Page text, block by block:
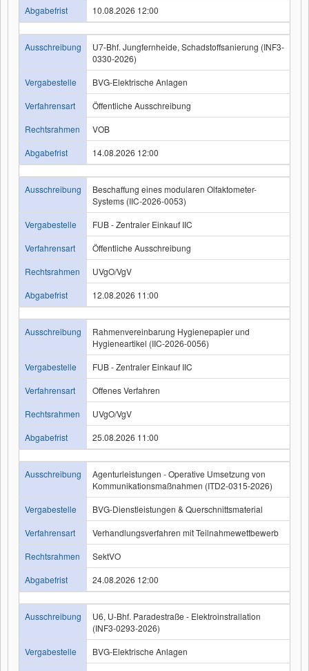
Abgabefrist
10.08.2026 12:00
Ausschreibung
U7-Bhf. Jungfernheide, Schadstoffsanierung (INF3-
0330-2026)
Vergabestelle
BVG-Elektrische Anlagen
Verfahrensart
Öffentliche Ausschreibung
Rechtsrahmen
VOB
Abgabefrist
14.08.2026 12:00
Ausschreibung
Beschaffung eines modularen Olfaktometer-
Systems (IIC-2026-0053)
Vergabestelle
FUB - Zentraler Einkauf IIC
Verfahrensart
Öffentliche Ausschreibung
Rechtsrahmen
UVgO/VgV
Abgabefrist
12.08.2026 11:00
Ausschreibung
Rahmenvereinbarung Hygienepapier und
Hygieneartikel (IIC-2026-0056)
Vergabestelle
FUB - Zentraler Einkauf IIC
Verfahrensart
Offenes Verfahren
Rechtsrahmen
UVgO/VgV
Abgabefrist
25.08.2026 11:00
Ausschreibung
Agenturleistungen - Operative Umsetzung von
Kommunikationsmaßnahmen (ITD2-0315-2026)
Vergabestelle
BVG-Dienstleistungen & Querschnittsmaterial
Verfahrensart
Verhandlungsverfahren mit Teilnahmewettbewerb
Rechtsrahmen
SektVO
Abgabefrist
24.08.2026 12:00
Ausschreibung
U6, U-Bhf. Paradestraße - Elektroinstrallation
(INF3-0293-2026)
Vergabestelle
BVG-Elektrische Anlagen